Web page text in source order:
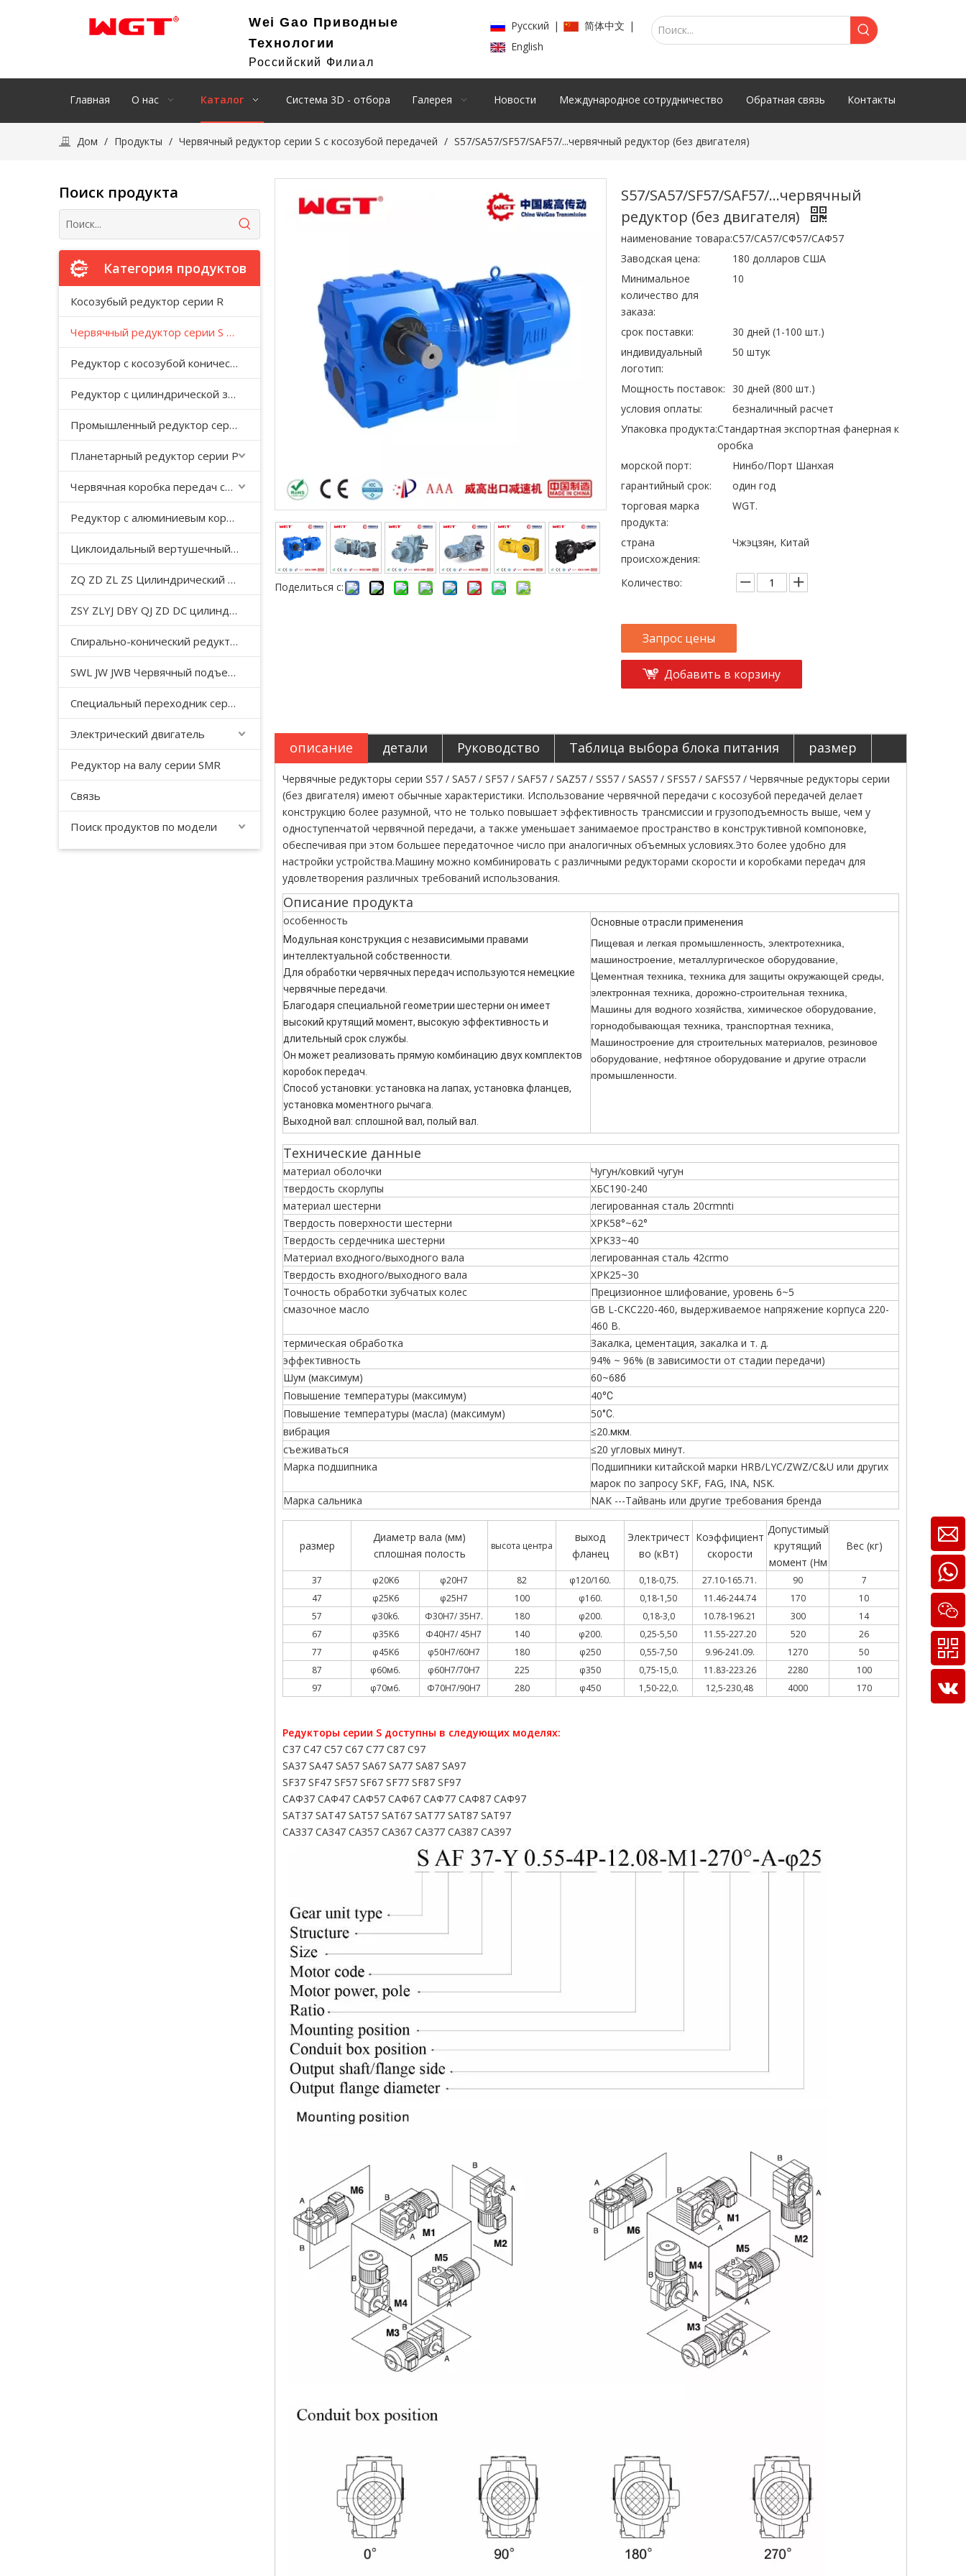
Wei Gao Приводные
Технологии
Российский Филиал
Pусский | 简体中文 |
English
Главная О нас Каталог Система 3D - отбора Галерея Новости Международное сотрудничество Обратная связь Контакты
Дом / Продукты / Червячный редуктор серии S с косозубой передачей / S57/SA57/SF57/SAF57/...червячный редуктор (без двигателя)
Поиск продукта
Категория продуктов
Косозубый редуктор серии R
Червячный редуктор серии S с косозубой передачей
Редуктор с косозубой конической передачей серии K
Редуктор с цилиндрической зубчатой ​​передачей серии F с параллельным валом
Промышленный редуктор серии HB
Планетарный редуктор серии P
Червячная коробка передач серии WP
Редуктор с алюминиевым корпусом серии NMRV
Циклоидальный вертушечный редуктор B/X
ZQ ZD ZL ZS Цилиндрический редуктор с мягкой поверхностью зуба
ZSY ZLYJ DBY QJ ZD DC цилиндрический зубчатый редуктор средней твердости с поверхностью зуба
Спирально-конический редуктор серии T
SWL JW JWB Червячный подъемный домкрат серии JWM
Специальный переходник серии YHJ для безгравитационного смесителя
Электрический двигатель
Редуктор на валу серии SMR
Связь
Поиск продуктов по модели
Поделиться с:
S57/SA57/SF57/SAF57/...червячный
редуктор (без двигателя)
наименование товара:С57/СА57/СФ57/САФ57
Заводская цена:
180 долларов США
Минимальное
количество для
заказа:
10
срок поставки:
30 дней (1-100 шт.)
индивидуальный
логотип:
50 штук
Мощность поставок:
30 дней (800 шт.)
условия оплаты:
безналичный расчет
Упаковка продукта:Стандартная экспортная фанерная к
оробка
морской порт:
Нинбо/Порт Шанхая
гарантийный срок:
один год
торговая марка
продукта:
WGT.
страна
происхождения:
Чжэцзян, Китай
Количество:
Запрос цены
Добавить в корзину
описание детали Руководство Таблица выбора блока питания размер
Червячные редукторы серии S57 / SA57 / SF57 / SAF57 / SAZ57 / SS57 / SAS57 / SFS57 / SAFS57 / Червячные редукторы серии
(без двигателя) имеют обычные характеристики. Использование червячной передачи с косозубой передачей делает
конструкцию более разумной, что не только повышает эффективность трансмиссии и грузоподъемность выше, чем у
одноступенчатой червячной передачи, а также уменьшает занимаемое пространство в конструктивной компоновке,
обеспечивая при этом большее передаточное число при аналогичных объемных условиях.Это более удобно для
настройки устройства.Машину можно комбинировать с различными редукторами скорости и коробками передач для
удовлетворения различных требований использования.
Описание продукта
особенность
Модульная конструкция с независимыми правами
интеллектуальной собственности.
Для обработки червячных передач используются немецкие
червячные передачи.
Благодаря специальной геометрии шестерни он имеет
высокий крутящий момент, высокую эффективность и
длительный срок службы.
Он может реализовать прямую комбинацию двух комплектов
коробок передач.
Способ установки: установка на лапах, установка фланцев,
установка моментного рычага.
Выходной вал: сплошной вал, полый вал.
Основные отрасли применения
Пищевая и легкая промышленность, электротехника,
машиностроение, металлургическое оборудование,
Цементная техника, техника для защиты окружающей среды,
электронная техника, дорожно-строительная техника,
Машины для водного хозяйства, химическое оборудование,
горнодобывающая техника, транспортная техника,
Машиностроение для строительных материалов, резиновое
оборудование, нефтяное оборудование и другие отрасли
промышленности.
Технические данные
материал оболочки
Чугун/ковкий чугун
твердость скорлупы
ХБС190-240
материал шестерни
легированная сталь 20crmnti
Твердость поверхности шестерни
ХРК58°~62°
Твердость сердечника шестерни
ХРК33~40
Материал входного/выходного вала
легированная сталь 42crmo
Твердость входного/выходного вала
ХРК25~30
Точность обработки зубчатых колес
Прецизионное шлифование, уровень 6~5
смазочное масло
GB L-CKC220-460, выдерживаемое напряжение корпуса 220-
460 В.
термическая обработка
Закалка, цементация, закалка и т. д.
эффективность
94% ~ 96% (в зависимости от стадии передачи)
Шум (максимум)
60~68б
Повышение температуры (максимум) 40°C
Повышение температуры (масла) (максимум) 50°С.
вибрация ≤20.мкм.
съеживаться
≤20 угловых минут.
Марка подшипника
Подшипники китайской марки HRB/LYC/ZWZ/C&U или других
марок по запросу SKF, FAG, INA, NSK.
Марка сальника
NAK ---Тайвань или другие требования бренда
размер
Диаметр вала (мм)
сплошная полость
высота центра
выход
фланец
Электричест
во (кВт)
Коэффициент
скорости
Допустимый
крутящий
момент (Нм
Вес (кг)
37 φ20K6 φ20H7 82 φ120/160. 0,18-0,75. 27.10-165.71. 90
7
47
φ25K6 φ25H7 100 φ160. 0,18-1,50 11.46-244.74 170
10
57
φ30k6. Φ30H7/ 35H7. 180 φ200. 0,18-3,0 10.78-196.21 300
14
67
φ35K6 Φ40H7/ 45H7 140 φ200. 0,25-5,50 11.55-227.20 520
26
77
φ45K6 φ50H7/60H7 180 φ250 0,55-7,50 9.96-241.09. 1270
50
87
φ60м6. φ60H7/70H7 225 φ350 0,75-15,0. 11.83-223.26 2280
100
97
φ70м6. Φ70H7/90H7 280 φ450 1,50-22,0. 12,5-230,48 4000 170
Редукторы серии S доступны в следующих моделях:
С37 С47 С57 С67 С77 С87 С97
SA37 SA47 SA57 SA67 SA77 SA87 SA97
SF37 SF47 SF57 SF67 SF77 SF87 SF97
САФ37 САФ47 САФ57 САФ67 САФ77 САФ87 САФ97
SAT37 SAT47 SAT57 SAT67 SAT77 SAT87 SAT97
САЗ37 САЗ47 САЗ57 САЗ67 САЗ77 САЗ87 САЗ97